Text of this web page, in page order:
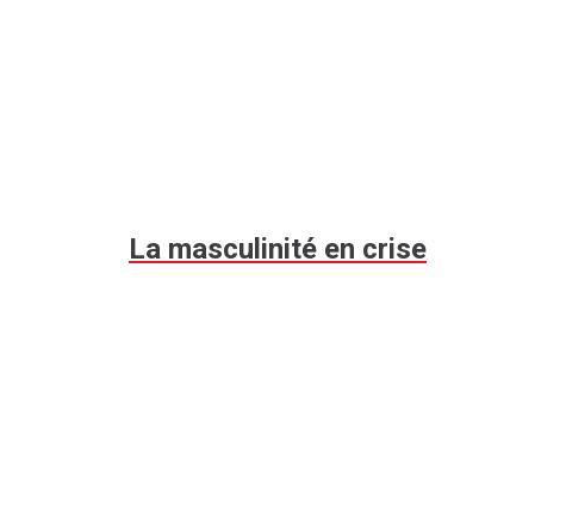
La masculinité en crise